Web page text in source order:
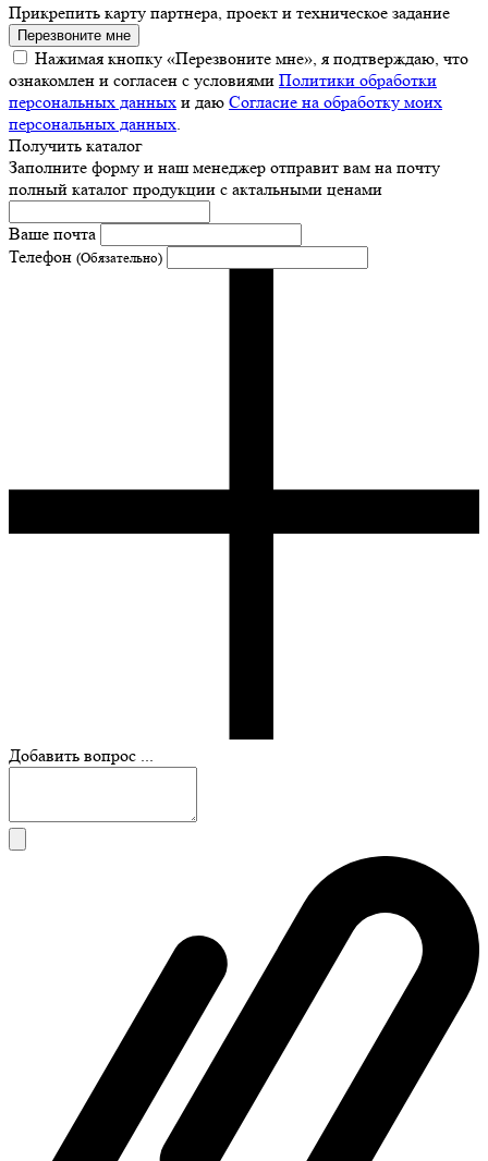
Прикрепить карту партнера, проект и техническое задание
Перезвоните мне
Нажимая кнопку «Перезвоните мне», я подтверждаю, что
ознакомлен и согласен с условиями Политики обработки
персональных данных и даю Согласие на обработку моих
персональных данных.
Получить каталог
Заполните форму и наш менеджер отправит вам на почту
полный каталог продукции с актальными ценами
Ваше почта
Телефон (Обязательно)
Добавить вопрос ...